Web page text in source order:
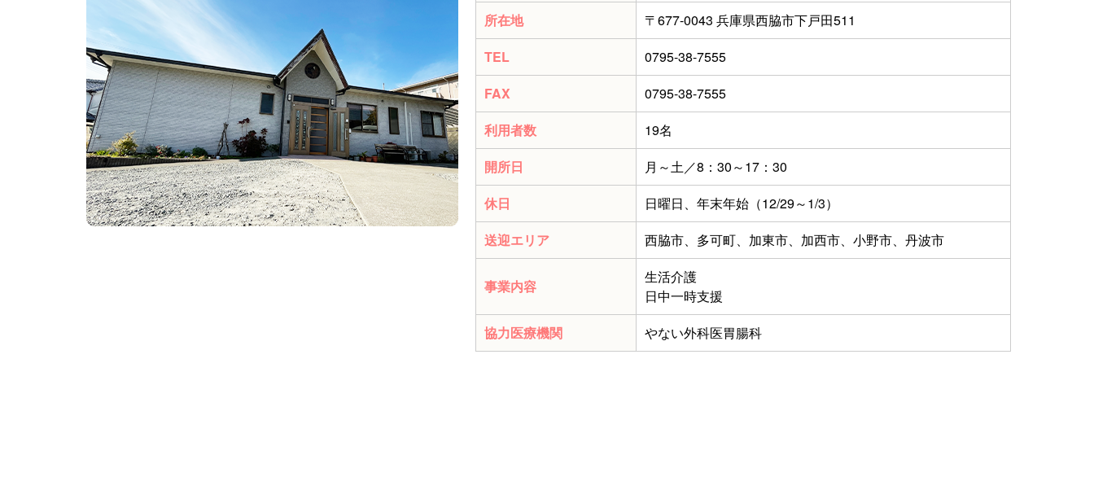
所在地
〒677-0043 兵庫県西脇市下戸田511
TEL
0795-38-7555
FAX
0795-38-7555
利用者数
19名
開所日
月～土／8：30～17：30
休日
日曜日、年末年始（12/29～1/3）
送迎エリア
西脇市、多可町、加東市、加西市、小野市、丹波市
事業内容
生活介護
日中一時支援
協力医療機関
やない外科医胃腸科